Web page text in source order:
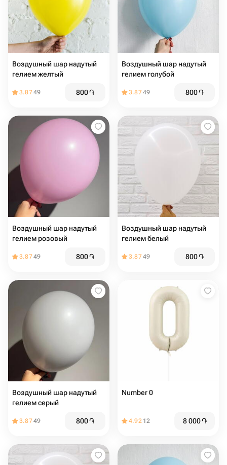
Воздушный шар надутый
гелием желтый
3.8749 800֏
Воздушный шар надутый
гелием голубой
3.8749 800֏
Воздушный шар надутый
гелием розовый
3.8749 800֏
Воздушный шар надутый
гелием белый
3.8749 800֏
Воздушный шар надутый
гелием серый
3.8749 800֏
Number 0
4.92 12 8 000֏